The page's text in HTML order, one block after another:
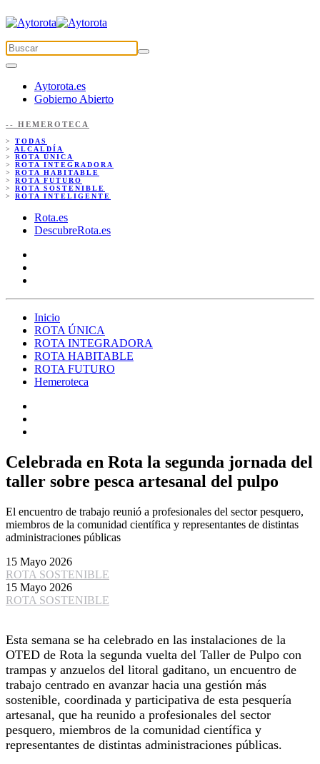
Aytorota.es
Gobierno Abierto
-- HEMEROTECA
> TODAS
> ALCALDÍA
> ROTA ÚNICA
> ROTA INTEGRADORA
> ROTA HABITABLE
> ROTA FUTURO
> ROTA SOSTENIBLE
> ROTA INTELIGENTE
Rota.es
DescubreRota.es
Inicio
ROTA ÚNICA
ROTA INTEGRADORA
ROTA HABITABLE
ROTA FUTURO
Hemeroteca
Celebrada en Rota la segunda jornada del
taller sobre pesca artesanal del pulpo
El encuentro de trabajo reunió a profesionales del sector pesquero,
miembros de la comunidad científica y representantes de distintas
administraciones públicas
15 Mayo 2026
ROTA SOSTENIBLE
15 Mayo 2026
ROTA SOSTENIBLE
Esta semana se ha celebrado en las instalaciones de la
OTED de Rota la segunda vuelta del Taller de Pulpo con
trampas y anzuelos del litoral gaditano, un encuentro de
trabajo centrado en avanzar hacia una gestión más
sostenible, coordinada y participativa de esta pesquería
artesanal, que ha reunido a profesionales del sector
pesquero, miembros de la comunidad científica y
representantes de distintas administraciones públicas.